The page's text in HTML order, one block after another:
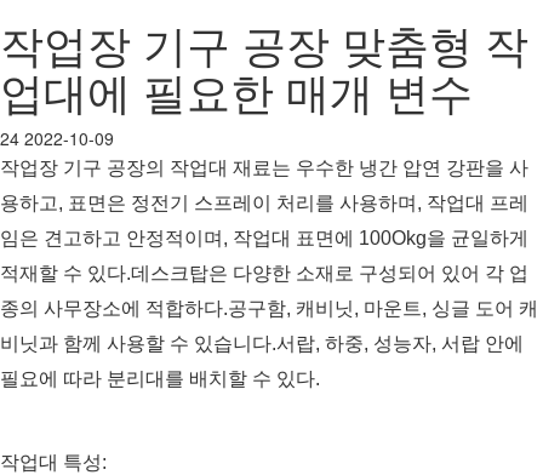
작업장 기구 공장 맞춤형 작
업대에 필요한 매개 변수
24 2022-10-09
작업장 기구 공장의 작업대 재료는 우수한 냉간 압연 강판을 사
용하고, 표면은 정전기 스프레이 처리를 사용하며, 작업대 프레
임은 견고하고 안정적이며, 작업대 표면에 100Okg을 균일하게
적재할 수 있다.데스크탑은 다양한 소재로 구성되어 있어 각 업
종의 사무장소에 적합하다.공구함, 캐비닛, 마운트, 싱글 도어 캐
비닛과 함께 사용할 수 있습니다.서랍, 하중, 성능자, 서랍 안에
필요에 따라 분리대를 배치할 수 있다.
작업대 특성: